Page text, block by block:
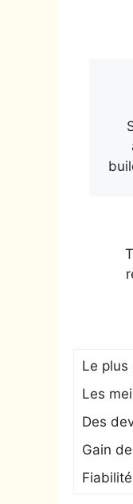
Le plus
Les
Des
Gain